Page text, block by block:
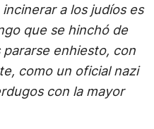
a los judíos es
que se hinchó de
enhiesto, con
como un oficial nazi
con la mayor